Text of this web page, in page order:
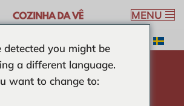
MENU
-Romaine Sla: Ontdek hier de
detected you might be
a different language.
want to change to: